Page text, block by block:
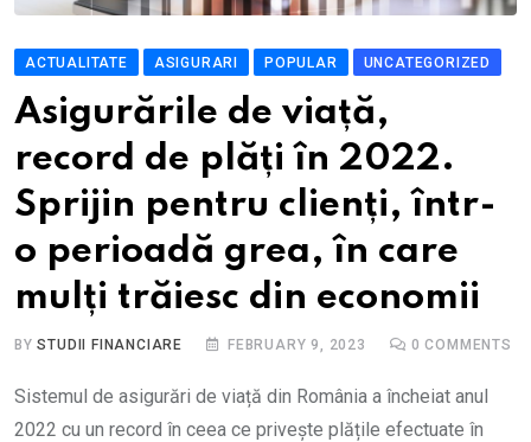
ACTUALITATE ASIGURARI POPULAR UNCATEGORIZED
Asigurările de viață,
record de plăți în 2022.
Sprijin pentru clienți, într-
o perioadă grea, în care
mulți trăiesc din economii
BYSTUDII FINANCIARE FEBRUARY 9, 2023 0 COMMENTS
Sistemul de asigurări de viață din România a încheiat anul
2022 cu un record în ceea ce privește plățile efectuate în